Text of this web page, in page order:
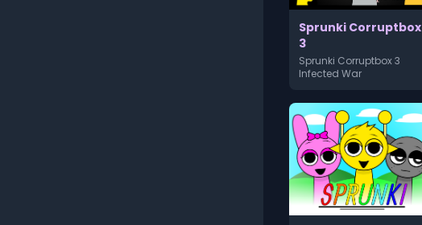
Sprunki Corruptbox
3
Sprunki Corruptbox 3
Infected War